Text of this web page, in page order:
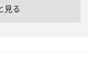
見る